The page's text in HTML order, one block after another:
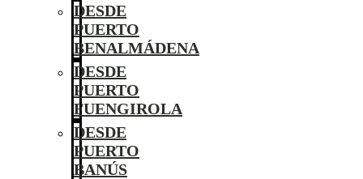
DESDE
PUERTO
BENALMÁDENA
DESDE
PUERTO
FUENGIROLA
DESDE
PUERTO
BANÚS